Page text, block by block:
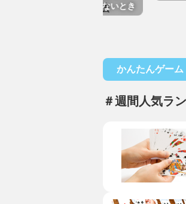
されてログインできないとき
かんたんゲーム
＃週間人気ラ